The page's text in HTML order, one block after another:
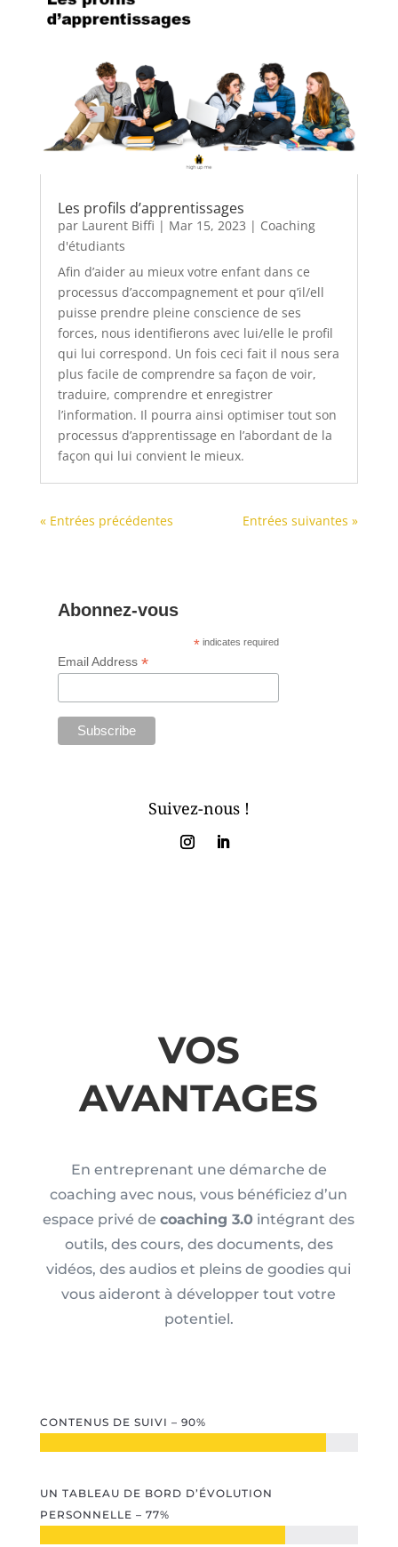
Les profils d’apprentissages
par Laurent Biffi | Mar 15, 2023 | Coaching
d'étudiants
Afin d’aider au mieux votre enfant dans ce
processus d’accompagnement et pour q’il/ell
puisse prendre pleine conscience de ses
forces, nous identifierons avec lui/elle le profil
qui lui correspond. Un fois ceci fait il nous sera
plus facile de comprendre sa façon de voir,
traduire, comprendre et enregistrer
l’information. Il pourra ainsi optimiser tout son
processus d’apprentissage en l’abordant de la
façon qui lui convient le mieux.
« Entrées précédentes Entrées suivantes »
Abonnez-vous
* indicates required
Email Address *
Suivez-nous !
VOS
AVANTAGES
En entreprenant une démarche de
coaching avec nous, vous bénéficiez d’un
espace privé decoaching 3.0 intégrant des
outils, des cours, des documents, des
vidéos, des audios et pleins de goodies qui
vous aideront à développer tout votre
potentiel.
CONTENUS DE SUIVI – 90%
UN TABLEAU DE BORD D’ÉVOLUTION
PERSONNELLE – 77%